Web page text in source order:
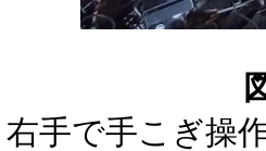
右手で手こぎ操